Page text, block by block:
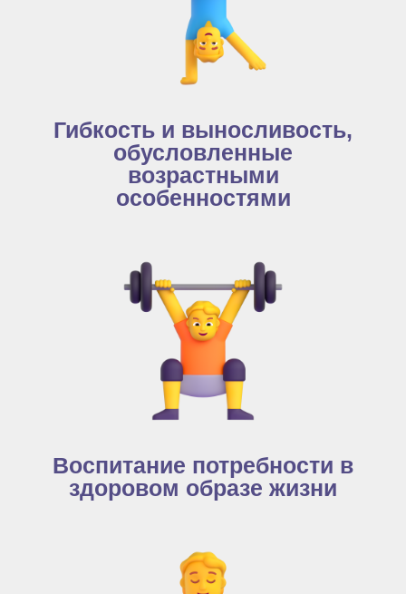
Гибкость и выносливость,
обусловленные
возрастными
особенностями
Воспитание потребности в
здоровом образе жизни